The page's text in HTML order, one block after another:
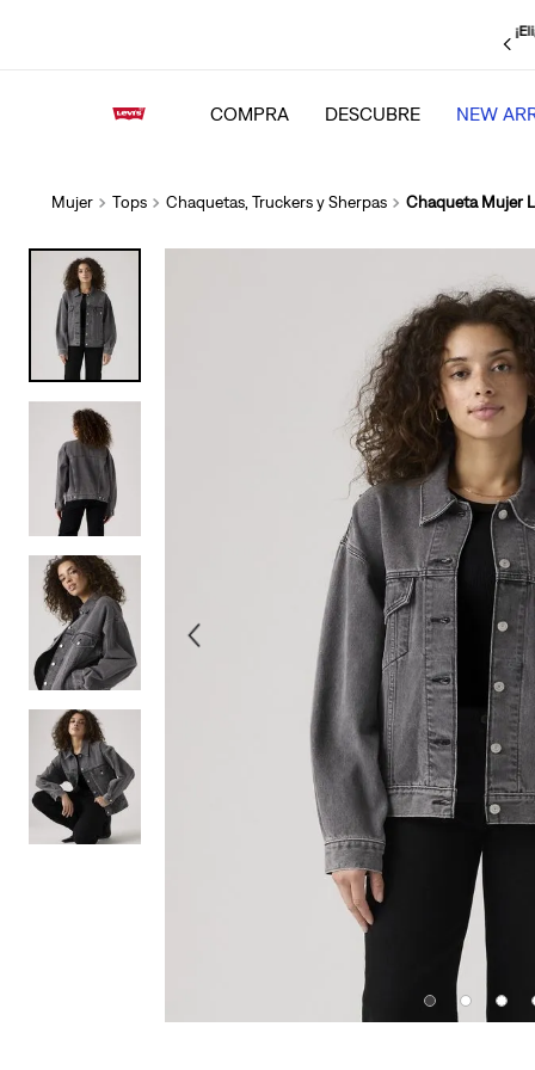
Tenemos más
ti para tu mayor
COMPRA DESCUBRE NEW
Mujer Tops Chaquetas, Truckers y Sherpas Chaqueta Mujer